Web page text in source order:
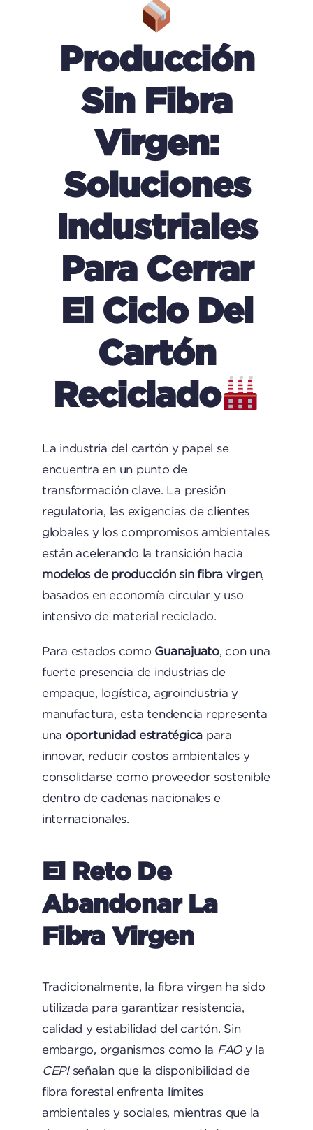
Producción
Sin Fibra
Virgen:
Soluciones
Industriales
Para Cerrar
El Ciclo Del
Cartón
Reciclado
La industria del cartón y papel se
encuentra en un punto de
transformación clave. La presión
regulatoria, las exigencias de clientes
globales y los compromisos ambientales
están acelerando la transición hacia
modelos de producción sin fibra virgen,
basados en economía circular y uso
intensivo de material reciclado.
Para estados como Guanajuato, con una
fuerte presencia de industrias de
empaque, logística, agroindustria y
manufactura, esta tendencia representa
una oportunidad estratégica para
innovar, reducir costos ambientales y
consolidarse como proveedor sostenible
dentro de cadenas nacionales e
internacionales.
El Reto De
Abandonar La
Fibra Virgen
Tradicionalmente, la fibra virgen ha sido
utilizada para garantizar resistencia,
calidad y estabilidad del cartón. Sin
embargo, organismos como la FAOy la
CEPIseñalan que la disponibilidad de
fibra forestal enfrenta límites
ambientales y sociales, mientras que la